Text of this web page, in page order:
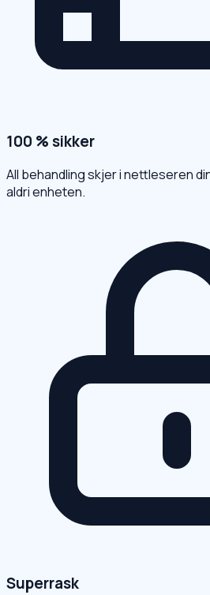
100 % sikker
All behandling skjer i nettleseren
aldri enheten.
Superrask